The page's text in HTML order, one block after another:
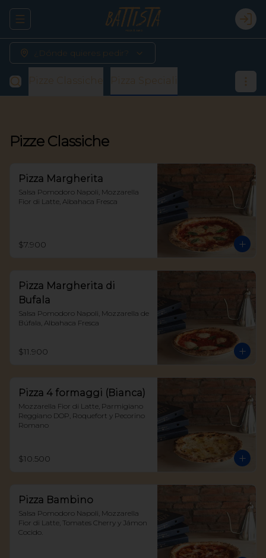
Abrir menu de navegación
¿Dónde quieres pedir?
Pizze Classiche Pizza Speciali
Pizze Classiche
Pizza Margherita
Salsa Pomodoro Napoli, Mozzarella
Fior di Latte, Albahaca Fresca
$7.900
Pizza Margherita di
Bufala
Salsa Pomodoro Napoli, Mozzarella de
Búfala, Albahaca Fresca
$11.900
Pizza 4 formaggi (Bianca)
Mozzarella Fior di Latte, Parmigiano
Reggiano DOP, Roquefort y Pecorino
Romano
$10.500
Pizza Bambino
Salsa Pomodoro Napoli, Mozzarella
Fior di Latte, Tomates Cherry y Jámon
Cocido.